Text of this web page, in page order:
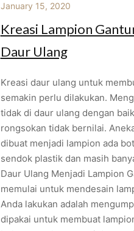
January 15, 2020
Kreasi Lampion
Daur Ulang
Kreasi daur ulang untuk
semakin perlu dilakukan.
tidak di daur ulang dengan
rongsokan tidak bernilai.
dibuat menjadi lampion ada
sendok plastik dan masih
Daur Ulang Menjadi Lampion
memulai untuk mendesain
Anda lakukan adalah
dipakai untuk membuat